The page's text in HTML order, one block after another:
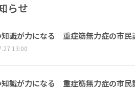
らせ
識が力になる 重症筋無力症の市民
13:00
識が力になる 重症筋無力症の市民